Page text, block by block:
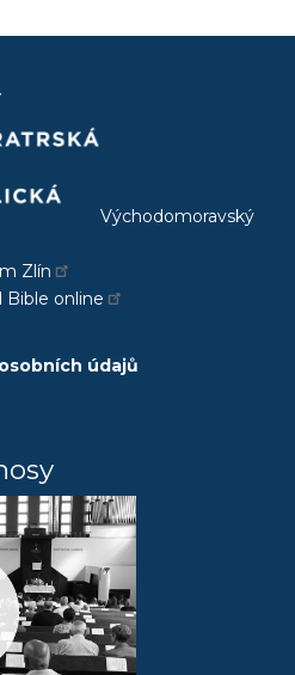
Východomoravský
Zlín
Bible online
údajů